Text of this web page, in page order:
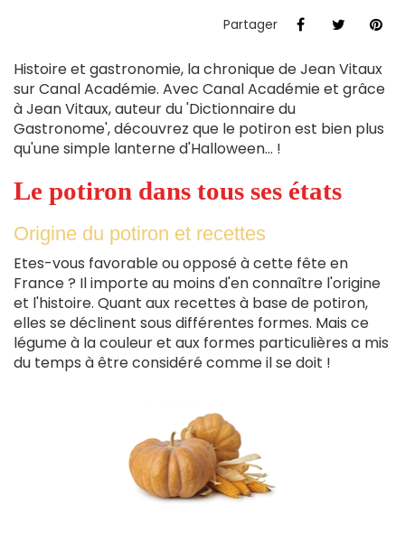
Partager
Histoire et gastronomie, la chronique de Jean Vitaux
sur Canal Académie. Avec Canal Académie et grâce
à Jean Vitaux, auteur du 'Dictionnaire du
Gastronome', découvrez que le potiron est bien plus
qu'une simple lanterne d'Halloween... !
Le potiron dans tous ses états
Origine du potiron et recettes
Etes-vous favorable ou opposé à cette fête en
France ? Il importe au moins d'en connaître l'origine
et l'histoire. Quant aux recettes à base de potiron,
elles se déclinent sous différentes formes. Mais ce
légume à la couleur et aux formes particulières a mis
du temps à être considéré comme il se doit !